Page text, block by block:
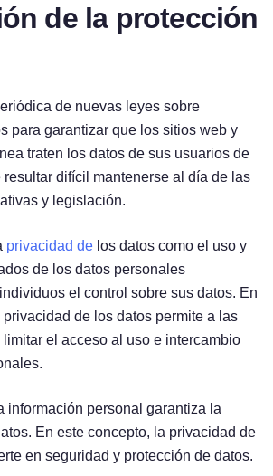
de la protección
de nuevas leyes sobre
para garantizar que los sitios web y
traten los datos de sus usuarios de
resultar difícil mantenerse al día de las
y legislación.
privacidad de los datos como el uso y
de los datos personales
el control sobre sus datos. En
de los datos permite a las
el acceso al uso e intercambio
información personal garantiza la
En este concepto, la privacidad de
en seguridad y protección de datos.